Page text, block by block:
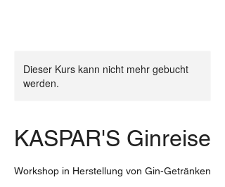
Dieser Kurs kann nicht mehr gebucht
werden.
KASPAR'S Ginreise
Workshop in Herstellung von Gin-Getränken